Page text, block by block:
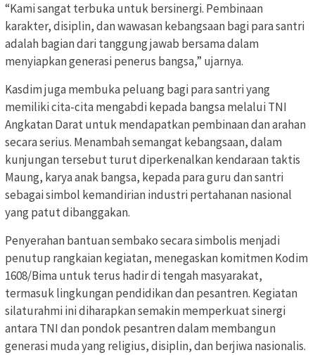
“Kami sangat terbuka untuk bersinergi. Pembinaan
karakter, disiplin, dan wawasan kebangsaan bagi para santri
adalah bagian dari tanggung jawab bersama dalam
menyiapkan generasi penerus bangsa,” ujarnya.
Kasdim juga membuka peluang bagi para santri yang
memiliki cita-cita mengabdi kepada bangsa melalui TNI
Angkatan Darat untuk mendapatkan pembinaan dan arahan
secara serius. Menambah semangat kebangsaan, dalam
kunjungan tersebut turut diperkenalkan kendaraan taktis
Maung, karya anak bangsa, kepada para guru dan santri
sebagai simbol kemandirian industri pertahanan nasional
yang patut dibanggakan.
Penyerahan bantuan sembako secara simbolis menjadi
penutup rangkaian kegiatan, menegaskan komitmen Kodim
1608/Bima untuk terus hadir di tengah masyarakat,
termasuk lingkungan pendidikan dan pesantren. Kegiatan
silaturahmi ini diharapkan semakin memperkuat sinergi
antara TNI dan pondok pesantren dalam membangun
generasi muda yang religius, disiplin, dan berjiwa nasionalis.